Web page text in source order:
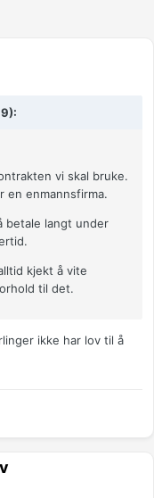
vi skal bruke.
en enmannsfirma.
betale langt under
kjekt å vite
til det.
ikke har lov til å